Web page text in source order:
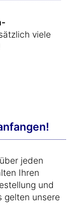
viele
jeden
Ihren
und
gelten unsere